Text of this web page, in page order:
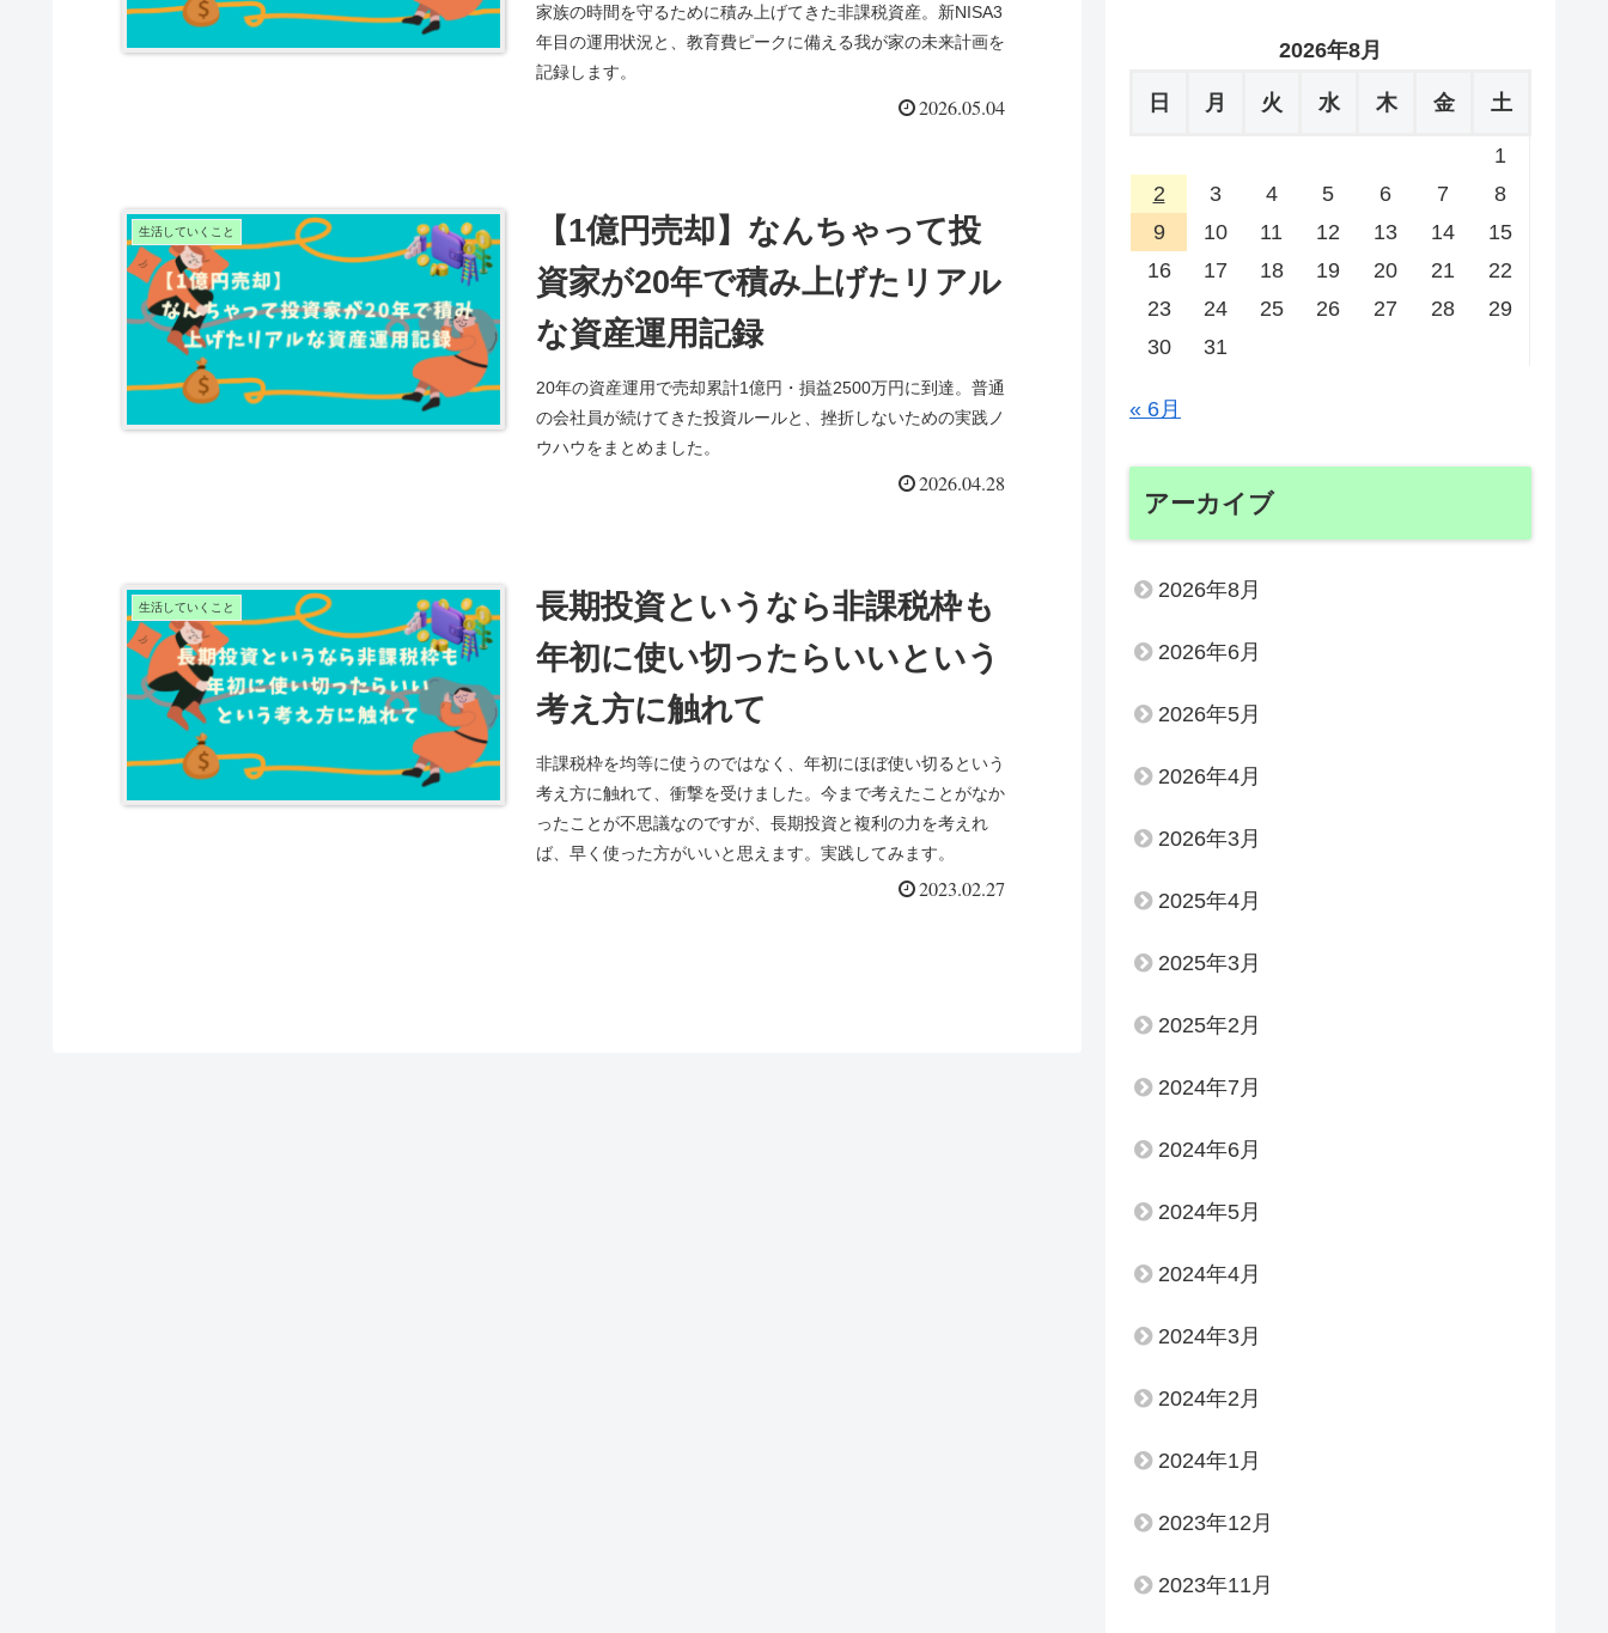
家族の時間を守るために積み上げてきた非課税資産。新NISA3
年目の運用状況と、教育費ピークに備える我が家の未来計画を
記録します。
2026.05.04
生活していくこと
【1億円売却】なんちゃって投
資家が20年で積み上げたリアル
な資産運用記録
20年の資産運用で売却累計1億円・損益2500万円に到達。普通
の会社員が続けてきた投資ルールと、挫折しないための実践ノ
ウハウをまとめました。
2026.04.28
生活していくこと
長期投資というなら非課税枠も
年初に使い切ったらいいという
考え方に触れて
非課税枠を均等に使うのではなく、年初にほぼ使い切るという
考え方に触れて、衝撃を受けました。今まで考えたことがなか
ったことが不思議なのですが、長期投資と複利の力を考えれ
ば、早く使った方がいいと思えます。実践してみます。
2023.02.27
2026年8月
日 月 火 水 木 金 土
1
2
3 4 5 6 7
8
9
10 11 12 13 14
15
16
17 18 19 20 21
22
23
24 25 26 27 28
29
30
31
« 6月
アーカイブ
2026年8月
2026年6月
2026年5月
2026年4月
2026年3月
2025年4月
2025年3月
2025年2月
2024年7月
2024年6月
2024年5月
2024年4月
2024年3月
2024年2月
2024年1月
2023年12月
2023年11月